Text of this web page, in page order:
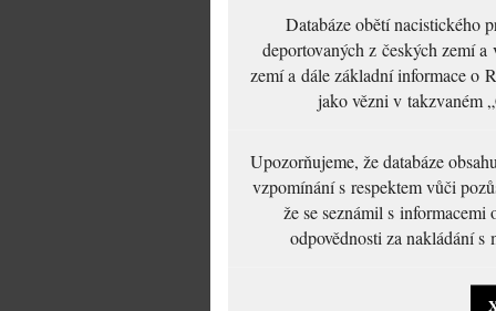
Databáze obětí nacistického
deportovaných z českých zemí
zemí a dále základní informace o
jako vězni v takzvaném
Upozorňujeme, že databáze
vzpomínání s respektem vůči
že se seznámil s
odpovědnosti za nakládání